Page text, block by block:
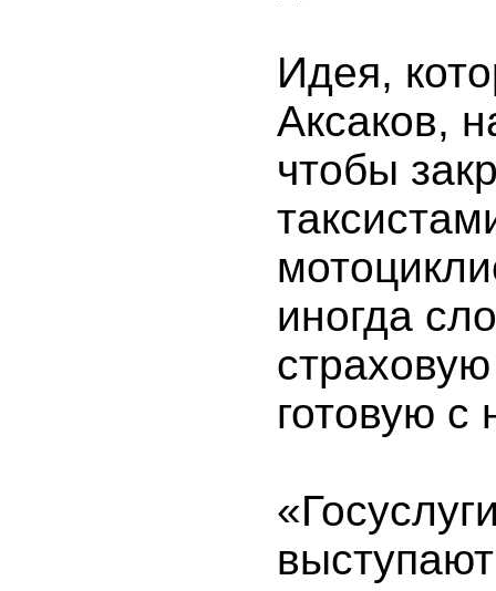
Идея,
Аксаков,
чтобы
иногда
готовую с